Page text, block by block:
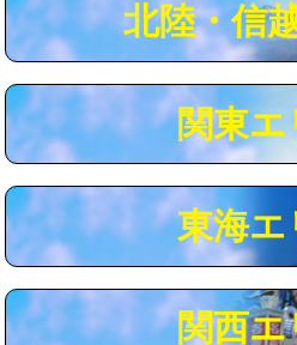
給水管工事※（ライニング鋼管・
管・ポリ管・HT管使用/3ｍ超え)
マス交換（土の掘削・埋め戻し作
マス交換（深さ50㎝未満）
マス交換（深さ50㎝以上）
コンクリート斫り（厚さ10㎝まで
コンクリート斫り（厚さ10㎝超え
モルタル補修（厚さ10㎝まで）
北陸・信
関東エ
東海エ
関西エ